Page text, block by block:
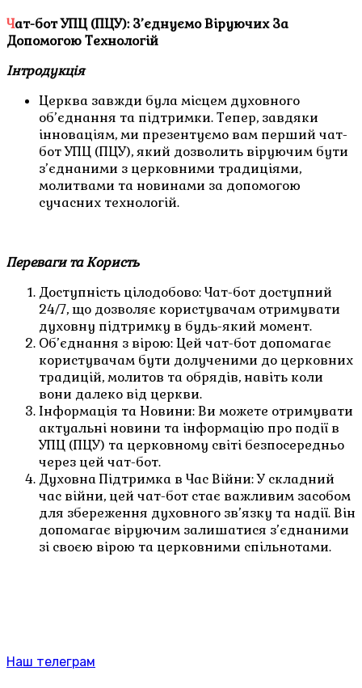
Чат-бот УПЦ (ПЦУ): З’єднуємо Віруючих За
Допомогою Технологій
Інтродукція
Церква завжди була місцем духовного
об’єднання та підтримки. Тепер, завдяки
інноваціям, ми презентуємо вам перший чат-
бот УПЦ (ПЦУ), який дозволить віруючим бути
з’єднаними з церковними традиціями,
молитвами та новинами за допомогою
сучасних технологій.
Переваги та Користь
Доступність цілодобово: Чат-бот доступний
24/7, що дозволяє користувачам отримувати
духовну підтримку в будь-який момент.
Об’єднання з вірою: Цей чат-бот допомагає
користувачам бути долученими до церковних
традицій, молитов та обрядів, навіть коли
вони далеко від церкви.
Інформація та Новини: Ви можете отримувати
актуальні новини та інформацію про події в
УПЦ (ПЦУ) та церковному світі безпосередньо
через цей чат-бот.
Духовна Підтримка в Час Війни: У складний
час війни, цей чат-бот стає важливим засобом
для збереження духовного зв’язку та надії. Він
допомагає віруючим залишатися з’єднаними
зі своєю вірою та церковними спільнотами.
Наш телеграм